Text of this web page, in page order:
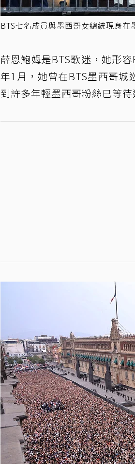
BTS七名成員與墨西哥女總統現身
薛恩鮑姆是BTS歌迷，她形
年1月，她曾在BTS墨西哥城
到許多年輕墨西哥粉絲已等待